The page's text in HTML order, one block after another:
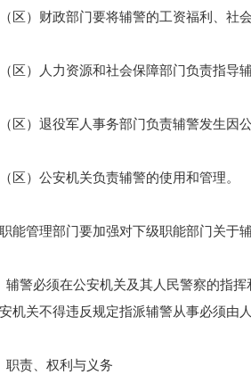
）财政部门要将辅警的工资福利、社会
）人力资源和社会保障部门负责指导
）退役军人事务部门负责辅警发生因
）公安机关负责辅警的使用和管理。
管理部门要加强对下级职能部门关于
必须在公安机关及其人民警察的指挥
机关不得违反规定指派辅警从事必须由
责、权利与义务